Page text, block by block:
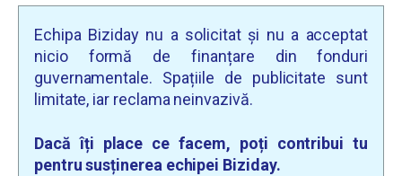
Echipa Biziday nu a solicitat și nu a acceptat
nicio formă de finanțare din fonduri
guvernamentale. Spațiile de publicitate sunt
limitate, iar reclama neinvazivă.
Dacă îți place ce facem, poți contribui tu
pentru susținerea echipei Biziday.